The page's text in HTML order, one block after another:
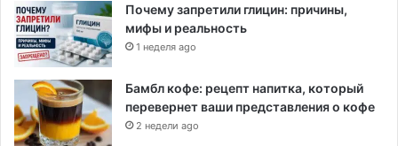
Почему запретили глицин: причины,
мифы и реальность
1 неделя ago
Бамбл кофе: рецепт напитка, который
перевернет ваши представления о кофе
2 недели ago